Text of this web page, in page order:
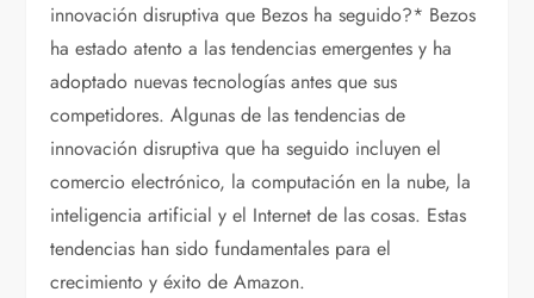
innovación disruptiva que Bezos ha seguido?* Bezos
ha estado atento a las tendencias emergentes y ha
adoptado nuevas tecnologías antes que sus
competidores. Algunas de las tendencias de
innovación disruptiva que ha seguido incluyen el
comercio electrónico, la computación en la nube, la
inteligencia artificial y el Internet de las cosas. Estas
tendencias han sido fundamentales para el
crecimiento y éxito de Amazon.